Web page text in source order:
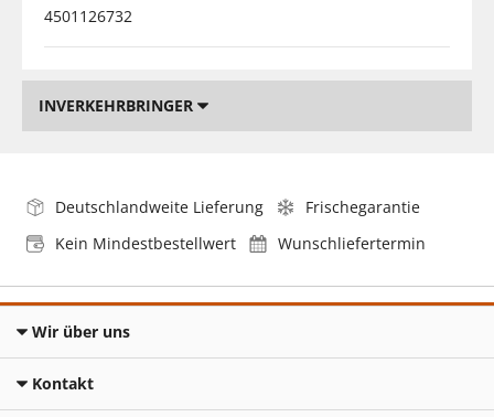
4501126732
INVERKEHRBRINGER
Deutschlandweite Lieferung
Frischegarantie
Kein Mindestbestellwert
Wunschliefertermin
Wir über uns
Kontakt